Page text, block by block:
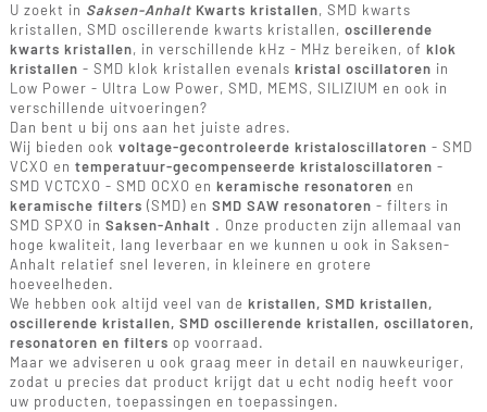
U zoekt in Saksen-Anhalt Kwarts kristallen, SMD kwarts
kristallen, SMD oscillerende kwarts kristallen, oscillerende
kwarts kristallen, in verschillende kHz - MHz bereiken, of klok
kristallen - SMD klok kristallen evenals kristal oscillatoren in
Low Power - Ultra Low Power, SMD, MEMS, SILIZIUM en ook in
verschillende uitvoeringen?
Dan bent u bij ons aan het juiste adres.
Wij bieden ook voltage-gecontroleerde kristaloscillatoren - SMD
VCXO en temperatuur-gecompenseerde kristaloscillatoren -
SMD VCTCXO - SMD OCXO en keramische resonatoren en
keramische filters (SMD) en SMD SAW resonatoren - filters in
SMD SPXO in Saksen-Anhalt . Onze producten zijn allemaal van
hoge kwaliteit, lang leverbaar en we kunnen u ook in Saksen-
Anhalt relatief snel leveren, in kleinere en grotere
hoeveelheden.
We hebben ook altijd veel van de kristallen, SMD kristallen,
oscillerende kristallen, SMD oscillerende kristallen, oscillatoren,
resonatoren en filters op voorraad.
Maar we adviseren u ook graag meer in detail en nauwkeuriger,
zodat u precies dat product krijgt dat u echt nodig heeft voor
uw producten, toepassingen en toepassingen.